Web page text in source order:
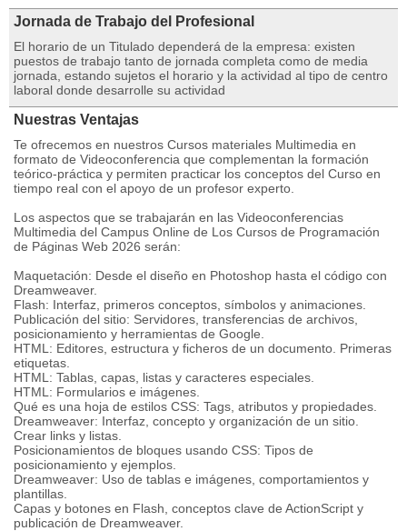
Jornada de Trabajo del Profesional
El horario de un Titulado dependerá de la empresa: existen
puestos de trabajo tanto de jornada completa como de media
jornada, estando sujetos el horario y la actividad al tipo de centro
laboral donde desarrolle su actividad
Nuestras Ventajas
Te ofrecemos en nuestros Cursos materiales Multimedia en
formato de Videoconferencia que complementan la formación
teórico-práctica y permiten practicar los conceptos del Curso en
tiempo real con el apoyo de un profesor experto.
Los aspectos que se trabajarán en las Videoconferencias
Multimedia del Campus Online de Los Cursos de Programación
de Páginas Web 2026 serán:
Maquetación: Desde el diseño en Photoshop hasta el código con
Dreamweaver.
Flash: Interfaz, primeros conceptos, símbolos y animaciones.
Publicación del sitio: Servidores, transferencias de archivos,
posicionamiento y herramientas de Google.
HTML: Editores, estructura y ficheros de un documento. Primeras
etiquetas.
HTML: Tablas, capas, listas y caracteres especiales.
HTML: Formularios e imágenes.
Qué es una hoja de estilos CSS: Tags, atributos y propiedades.
Dreamweaver: Interfaz, concepto y organización de un sitio.
Crear links y listas.
Posicionamientos de bloques usando CSS: Tipos de
posicionamiento y ejemplos.
Dreamweaver: Uso de tablas e imágenes, comportamientos y
plantillas.
Capas y botones en Flash, conceptos clave de ActionScript y
publicación de Dreamweaver.